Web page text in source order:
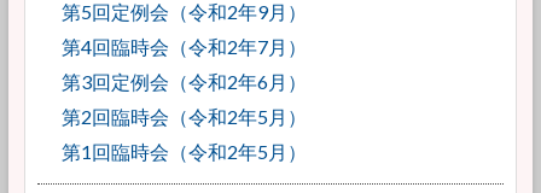
第5回定例会（令和2年9月）
第4回臨時会（令和2年7月）
第3回定例会（令和2年6月）
第2回臨時会（令和2年5月）
第1回臨時会（令和2年5月）